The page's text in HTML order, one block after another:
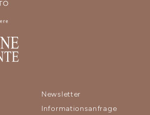
Newsletter
Informationsanfrage